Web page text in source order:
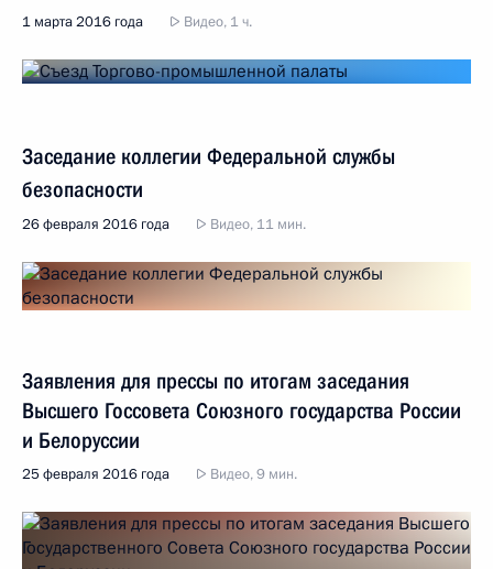
1 марта 2016 года Видео, 1 ч.
Заседание коллегии Федеральной службы
безопасности
26 февраля 2016 года Видео, 11 мин.
Заявления для прессы по итогам заседания
Высшего Госсовета Союзного государства России
и Белоруссии
25 февраля 2016 года Видео, 9 мин.